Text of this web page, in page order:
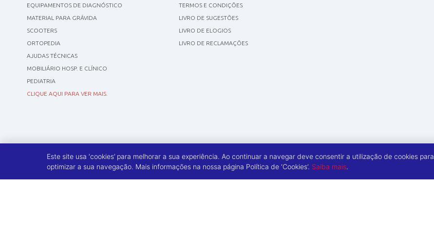
Este site usa ‘cookies’ para melhorar a sua experiência. Ao continuar a navegar deve consentir a utilização de cookies para
optimizar a sua navegação. Mais informações na nossa página Política de ‘Cookies’. Saiba mais.
EQUIPAMENTOS DE DIAGNÓSTICO
MATERIAL PARA GRÁVIDA
SCOOTERS
ORTOPEDIA
AJUDAS TÉCNICAS
MOBILIÁRIO HOSP. E CLÍNICO
PEDIATRIA
CLIQUE AQUI PARA VER MAIS.
TERMOS E CONDIÇÕES
LIVRO DE SUGESTÕES
LIVRO DE ELOGIOS
LIVRO DE RECLAMAÇÕES